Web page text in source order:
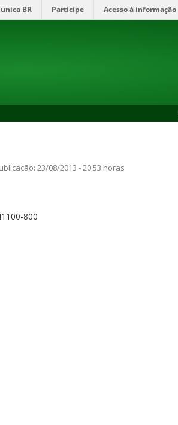
BR Participe Acesso à informação
23/08/2013 - 20:53 horas
800